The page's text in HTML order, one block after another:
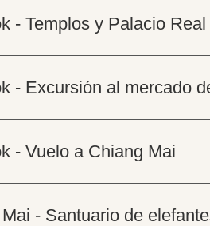
- Templos y Palacio Real
- Excursión al mercado
- Vuelo a Chiang Mai
- Santuario de